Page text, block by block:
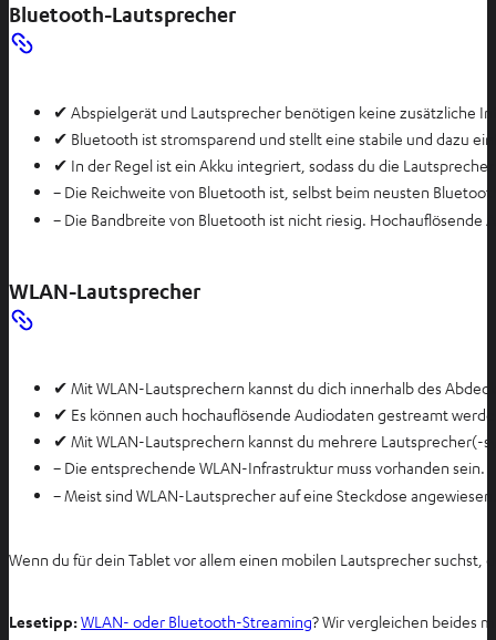
Bluetooth-Lautsprecher
✔ Abspielgerät und Lautsprecher benötigen keine zusätzliche
✔ Bluetooth ist stromsparend und stellt eine stabile und dazu
✔ In der Regel ist ein Akku integriert, sodass du die
− Die Reichweite von Bluetooth ist, selbst beim neusten
− Die Bandbreite von Bluetooth ist nicht riesig.
WLAN-Lautsprecher
✔ Mit WLAN-Lautsprechern kannst du dich innerhalb des
✔ Es können auch hochauflösende Audiodaten gestreamt
✔ Mit WLAN-Lautsprechern kannst du mehrere Lautsprecher(-
− Die entsprechende WLAN-Infrastruktur muss vorhanden sein.
−Meist sind WLAN-Lautsprecher auf eine Steckdose angewiesen.
Wenn du für dein Tablet vor allem einen mobilen Lautsprecher
Lesetipp:WLAN- oder Bluetooth-Streaming? Wir vergleichen beides